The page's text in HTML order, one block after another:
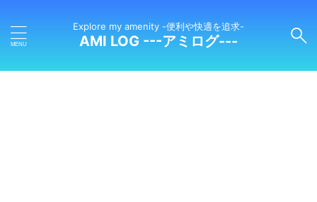
Explore my amenity -便利や快適を追求-
AMI LOG ---アミログ---